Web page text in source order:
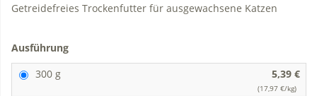
Getreidefreies Trockenfutter für ausgewachsene Katzen
Ausführung
300 g
5,39 €
(17,97 €/kg)